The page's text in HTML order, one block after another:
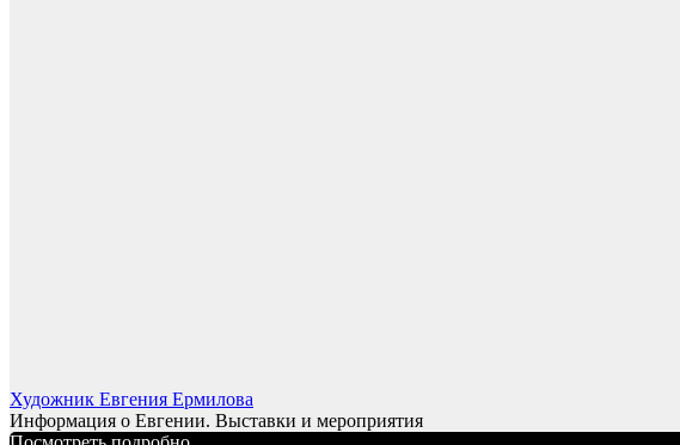
Художник Евгения Ермилова
Информация о Евгении. Выставки и мероприятия